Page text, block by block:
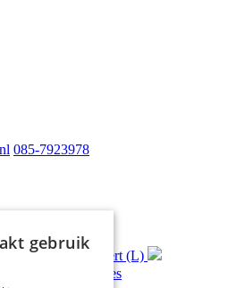
085-7923978
in Echt of Weert (L)
advies
gebruik